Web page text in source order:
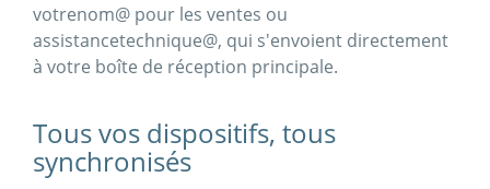
votrenom@ pour les ventes ou
assistancetechnique@, qui s'envoient directement
à votre boîte de réception principale.
Tous vos dispositifs, tous
synchronisés